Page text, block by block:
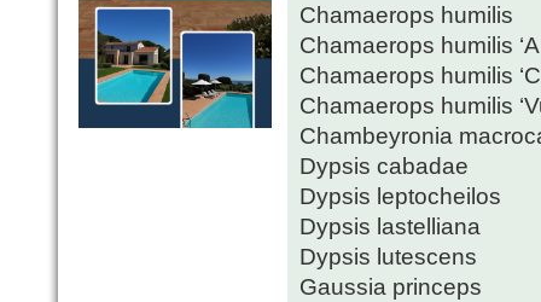
Chamaerops humilis
Chamaerops humilis
Chamaerops humilis
Chamaerops humilis
Chambeyronia
Dypsis cabadae
Dypsis leptocheilos
Dypsis lastelliana
Dypsis lutescens
Gaussia princeps